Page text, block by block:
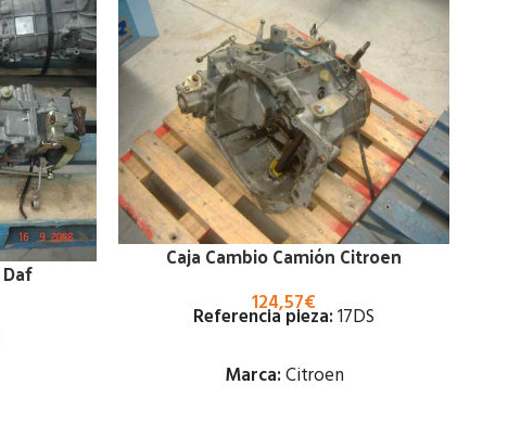
Caja Cambio Camión Citroen
124,57€
Referencia pieza:17DS
Marca:Citroen